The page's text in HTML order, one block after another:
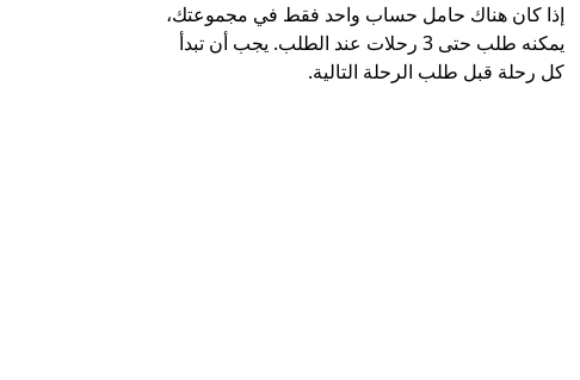
إذا كان هناك حامل حساب واحد فقط في مجموعتك،
يمكنه طلب حتى 3 رحلات عند الطلب. يجب أن تبدأ
كل رحلة قبل طلب الرحلة التالية.